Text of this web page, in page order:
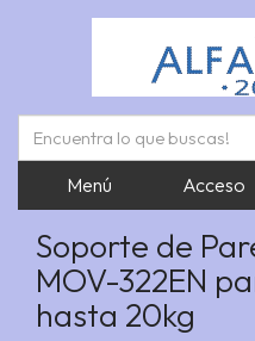
Menú Acceso
Soporte de
MOV-322EN
hasta 20kg